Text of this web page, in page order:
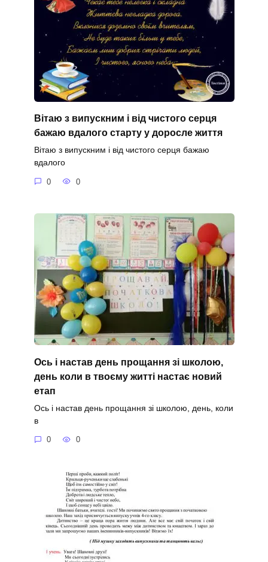
Вітаю з випускним і від чистого серця
бажаю вдалого старту у доросле життя
Вітаю з випускним і від чистого серця бажаю
вдалого
0 0
Ось і настав день прощання зі школою,
день коли в твоєму житті настає новий
етап
Ось і настав день прощання зі школою, день, коли
в
0 0